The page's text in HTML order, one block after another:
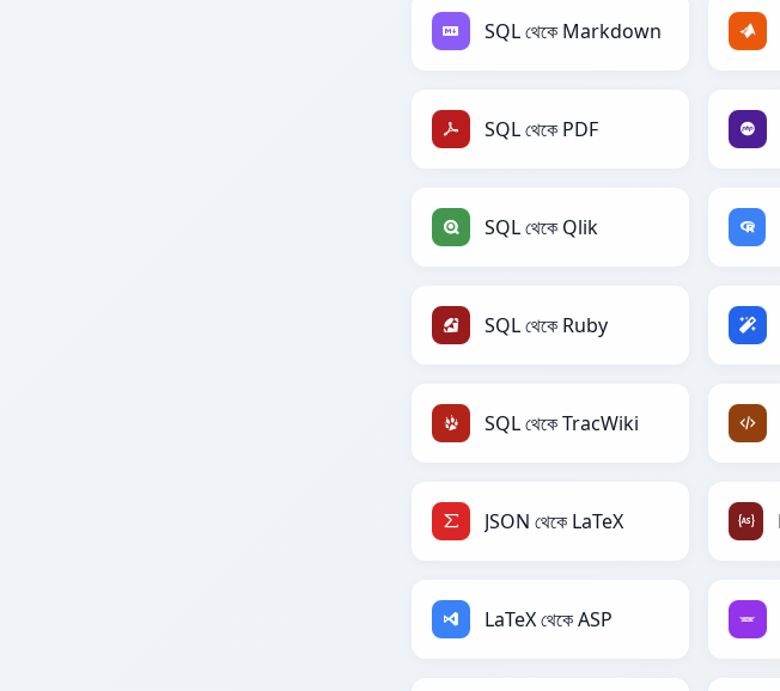
SQL থেকে Markdown
SQL থেকে PDF
SQL থেকে Qlik
SQL থেকে Ruby
SQL থেকে TracWiki
JSON থেকে LaTeX
LaTeX থেকে ASP